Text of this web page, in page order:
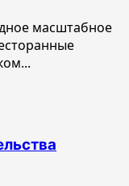
масштабное